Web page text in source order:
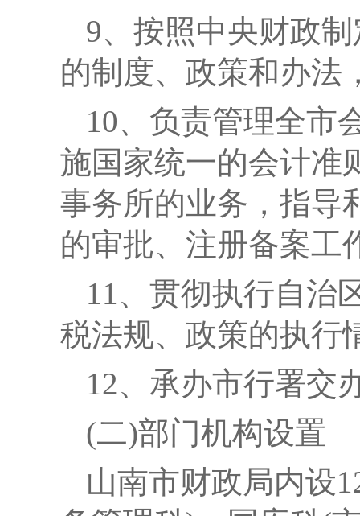
9、 按照中央财政
的制度、政策和办法
10、负责管理全市
施国家统一的会计准
事务所的业务，指导
的审批、注册备案工
11、贯彻执行自治
税法规、政策的执行
12、承办市行署交
(二)部门机构设置
山南市财政局内设